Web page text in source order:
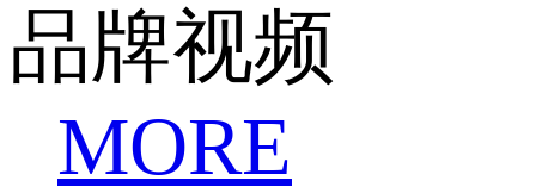
品牌视频
MORE